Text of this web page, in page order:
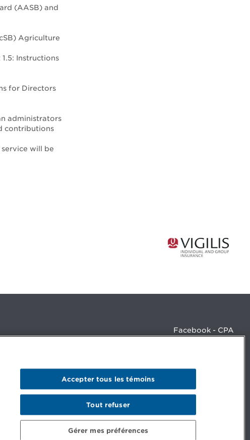
(AASB) and
Agriculture
Instructions
for Directors
administrators
contributions
will be
Facebook - CPA
LinkedIn - 20 minutes CPA
LinkedIn - Emploi CPA
Gérer mes préférences
Tout refuser
Accepter tous les témoins